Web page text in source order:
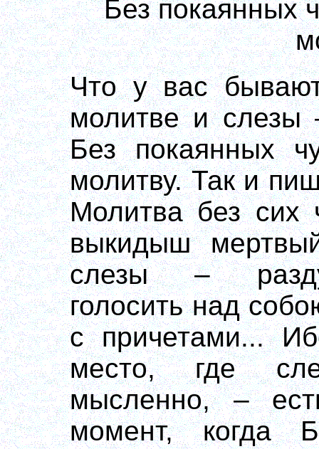
Без покаянных
Что у вас
молитве и слезы
Без покаянных
молитву. Так и
Молитва без сих
выкидыш
слезы –
голосить над
с причетами...
место, где
мысленно, –
момент, когда